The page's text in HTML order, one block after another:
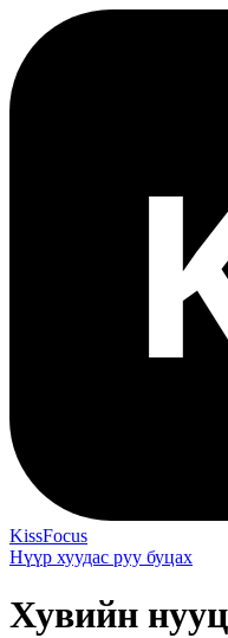
KissFocus
Нүүр хуудас руу буцах
Хувийн